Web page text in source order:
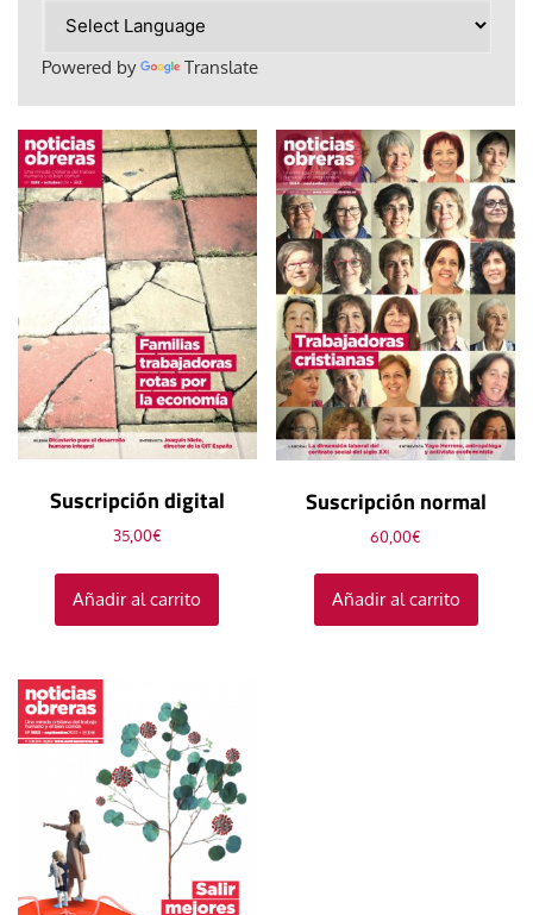
Powered by Translate
Suscripción digital
35,00€
Añadir al carrito
Suscripción normal
60,00€
Añadir al carrito